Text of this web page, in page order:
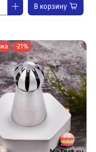
В корзину
-21%